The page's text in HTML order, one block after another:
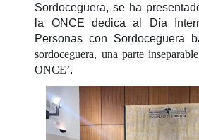
Sordoceguera, se ha
la ONCE dedica al Día
Personas con Sordoceguera
sordoceguera, una parte
ONCE’.